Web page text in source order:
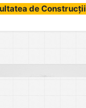
de Construcții